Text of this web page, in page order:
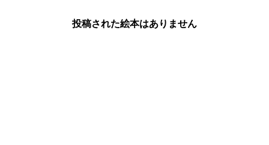
投稿された絵本はありません